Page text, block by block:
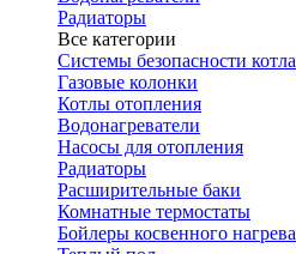
Радиаторы
Все категории
Системы безопасности котла
Газовые колонки
Котлы отопления
Водонагреватели
Насосы для отопления
Радиаторы
Расширительные баки
Комнатные термостаты
Бойлеры косвенного нагрева